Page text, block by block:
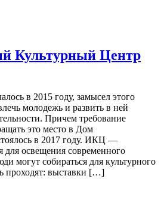
Культурный Центр
в 2015 году, замысел этого
молодежь и развить в ней
Причем требование
это место в Дом
в 2017 году. ИКЦ —
для освещения современного
могут собираться для культурного
проходят: выставки […]